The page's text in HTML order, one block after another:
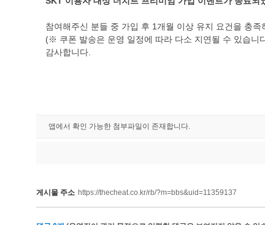
참여해주신 분들 중 가입 후 1개월 이상 유지 요건을 충
(※ 쿠폰 발송은 운영 일정에 따라 다소 지연될 수 있습니
감사합니다.
앱에서 확인 가능한 첨부파일이 존재합니다.
게시물 주소 https://thecheat.co.kr/rb/?m=bbs&uid=11359137